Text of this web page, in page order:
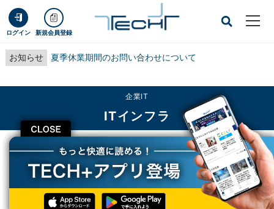
ログイン 新規会員登録
お知らせ 夏季休業期間のお問い合わせについて
CLOSE
企業IT
ITインフラ
TECH+ 企業IT
ITインフラ
ネットアップ、Kubernetes関連の新サービスを発表
ネットアップ、Kubernetes関連の新サービス